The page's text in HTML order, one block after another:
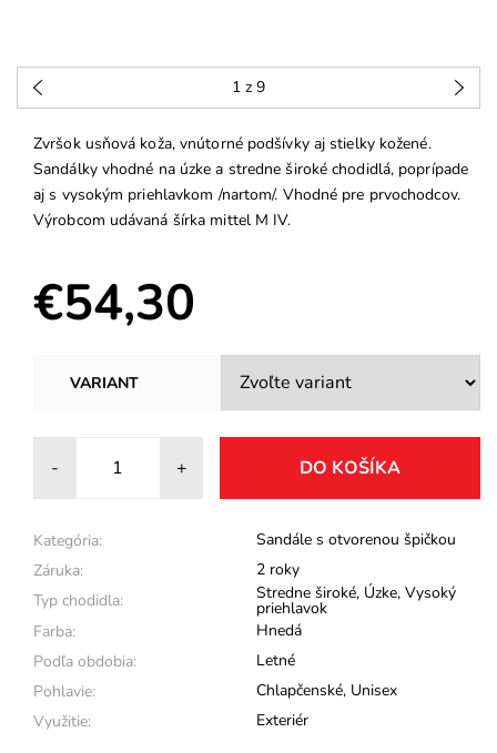
1 z 9
Zvršok usňová koža, vnútorné podšívky aj stielky kožené.
Sandálky vhodné na úzke a stredne široké chodidlá, poprípade
aj s vysokým priehlavkom /nartom/. Vhodné pre prvochodcov.
Výrobcom udávaná šírka mittel M IV.
€54,30
VARIANT
- +
Kategória:
Sandále s otvorenou špičkou
Záruka:
2 roky
Typ chodidla:
Stredne široké, Úzke, Vysoký
priehlavok
Farba:
Hnedá
Podľa obdobia:
Letné
Pohlavie:
Chlapčenské, Unisex
Využitie:
Exteriér